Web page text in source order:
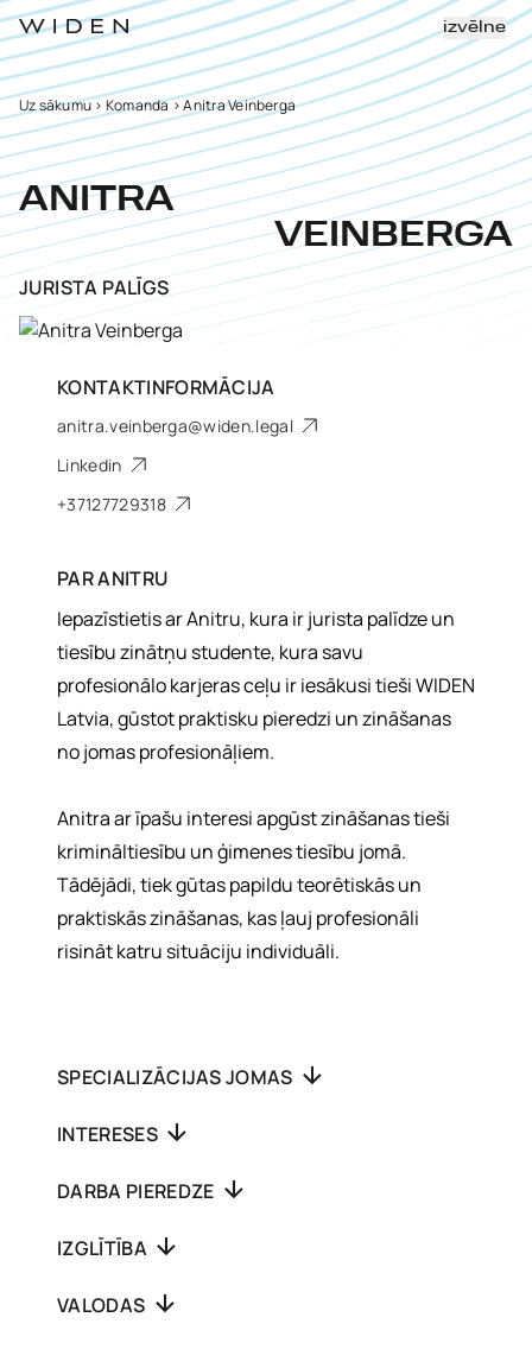
izvēlne
Uz sākumu> Komanda>Anitra Veinberga
ANITRA
VEINBERGA
JURISTA PALĪGS
KONTAKTINFORMĀCIJA
anitra.veinberga@widen.legal
Linkedin
+37127729318
PARANITRU
Iepazīstietis ar Anitru, kura ir jurista palīdze un
tiesību zinātņu studente, kura savu
profesionālo karjeras ceļu ir iesākusi tieši WIDEN
Latvia, gūstot praktisku pieredzi un zināšanas
no jomas profesionāļiem.
Anitra ar īpašu interesi apgūst zināšanas tieši
krimināltiesību un ģimenes tiesību jomā.
Tādējādi, tiek gūtas papildu teorētiskās un
praktiskās zināšanas, kas ļauj profesionāli
risināt katru situāciju individuāli.
SPECIALIZĀCIJAS JOMAS
INTERESES
DARBA PIEREDZE
IZGLĪTĪBA
VALODAS